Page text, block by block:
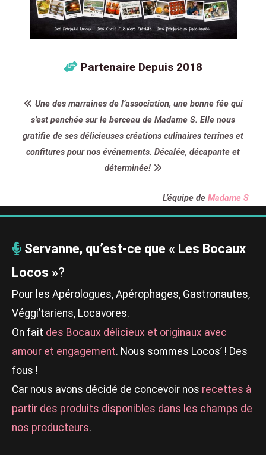
Partenaire Depuis 2018
Une des marraines de l’association, une bonne fée qui
s’est penchée sur le berceau de Madame S. Elle nous
gratifie de ses délicieuses créations culinaires terrines et
confitures pour nos événements. Décalée, décapante et
déterminée!
L’équipe de Madame S
Servanne, qu’est-ce que « Les Bocaux
Locos »?
Pour les Apérologues, Apérophages, Gastronautes,
Véggi’tariens, Locavores.
On fait des Bocaux délicieux et originaux avec
amour et engagement. Nous sommes Locos’ ! Des
fous !
Car nous avons décidé de concevoir nos recettes à
partir des produits disponibles dans les champs de
nos producteurs.